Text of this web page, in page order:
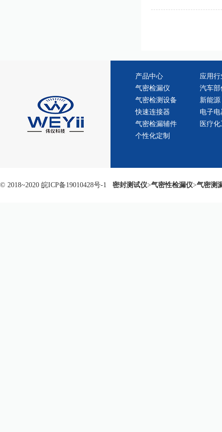
产品中心
气密检漏仪
气密检测设备
快速连接器
气密检漏辅件
个性化定制
应用行
汽车部
新能源
电子电
医疗
© 2018~2020 皖ICP备19010428号-1 密封测试仪>气密性检漏仪>气密测